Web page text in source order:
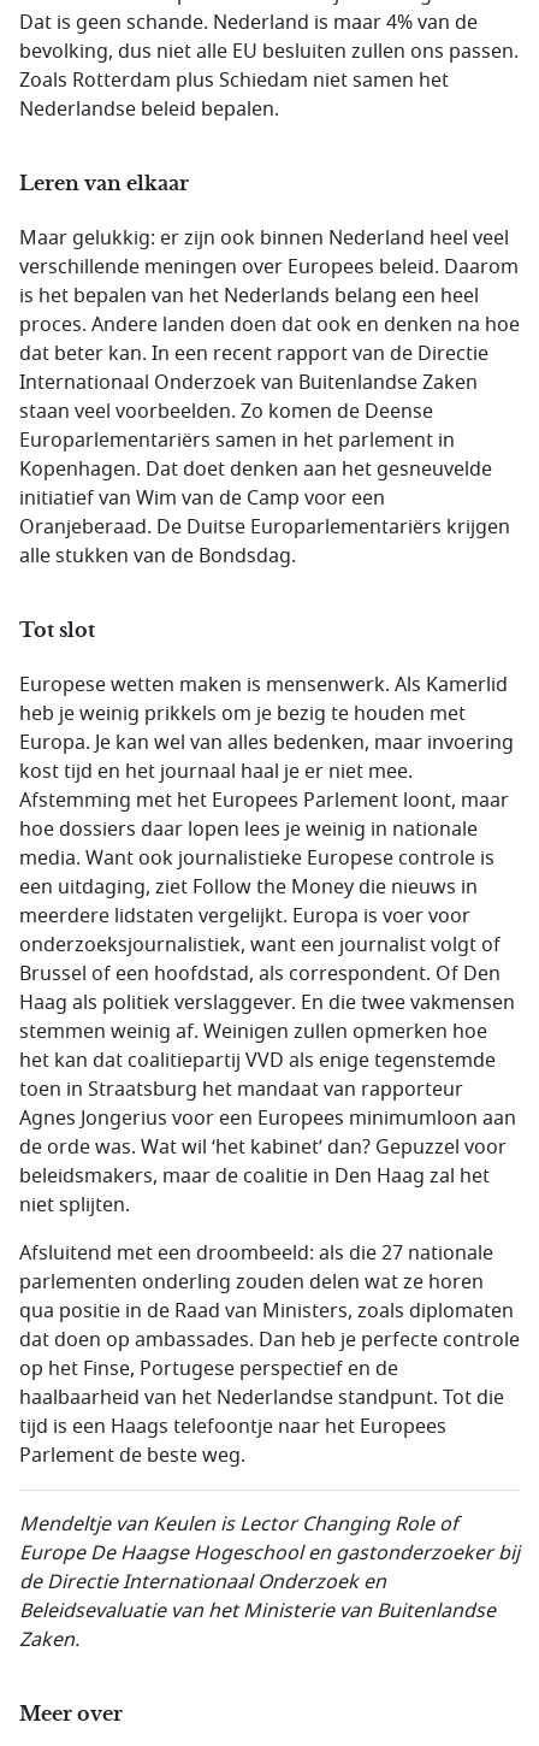
Dat is geen schande. Nederland is maar 4% van de
bevolking, dus niet alle EU besluiten zullen ons passen.
Zoals Rotterdam plus Schiedam niet samen het
Nederlandse beleid bepalen.
Leren van elkaar
Maar gelukkig: er zijn ook binnen Nederland heel veel
verschillende meningen over Europees beleid. Daarom
is het bepalen van het Nederlands belang een heel
proces. Andere landen doen dat ook en denken na hoe
dat beter kan. In een recent rapport van de Directie
Internationaal Onderzoek van Buitenlandse Zaken
staan veel voorbeelden. Zo komen de Deense
Europarlementariërs samen in het parlement in
Kopenhagen. Dat doet denken aan het gesneuvelde
initiatief van Wim van de Camp voor een
Oranjeberaad. De Duitse Europarlementariërs krijgen
alle stukken van de Bondsdag.
Tot slot
Europese wetten maken is mensenwerk. Als Kamerlid
heb je weinig prikkels om je bezig te houden met
Europa. Je kan wel van alles bedenken, maar invoering
kost tijd en het journaal haal je er niet mee.
Afstemming met het Europees Parlement loont, maar
hoe dossiers daar lopen lees je weinig in nationale
media. Want ook journalistieke Europese controle is
een uitdaging, ziet Follow the Money die nieuws in
meerdere lidstaten vergelijkt. Europa is voer voor
onderzoeksjournalistiek, want een journalist volgt of
Brussel of een hoofdstad, als correspondent. Of Den
Haag als politiek verslaggever. En die twee vakmensen
stemmen weinig af. Weinigen zullen opmerken hoe
het kan dat coalitiepartij VVD als enige tegenstemde
toen in Straatsburg het mandaat van rapporteur
Agnes Jongerius voor een Europees minimumloon aan
de orde was. Wat wil ‘het kabinet’ dan? Gepuzzel voor
beleidsmakers, maar de coalitie in Den Haag zal het
niet splijten.
Afsluitend met een droombeeld: als die 27 nationale
parlementen onderling zouden delen wat ze horen
qua positie in de Raad van Ministers, zoals diplomaten
dat doen op ambassades. Dan heb je perfecte controle
op het Finse, Portugese perspectief en de
haalbaarheid van het Nederlandse standpunt. Tot die
tijd is een Haags telefoontje naar het Europees
Parlement de beste weg.
Mendeltje van Keulen is Lector Changing Role of
Europe De Haagse Hogeschool en gastonderzoeker bij
de Directie Internationaal Onderzoek en
Beleidsevaluatie van het Ministerie van Buitenlandse
Zaken.
Meer over